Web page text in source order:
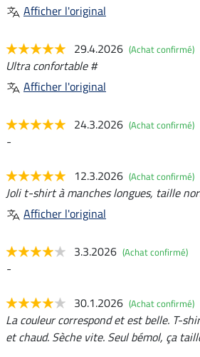
Afficher l'original
29.4.2026 (Achat confirmé)
Ultra confortable #
Afficher l'original
24.3.2026 (Achat confirmé)
-
12.3.2026 (Achat confirmé)
Joli t-shirt à manches longues, taille
Afficher l'original
3.3.2026 (Achat confirmé)
-
30.1.2026 (Achat confirmé)
La couleur correspond et est belle. T-
et chaud. Sèche vite. Seul bémol, ça